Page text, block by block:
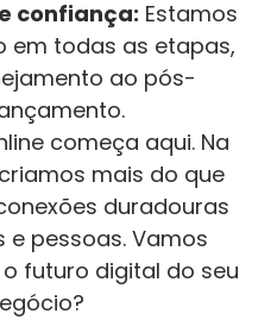
confiança: Estamos
em todas as etapas,
ao pós-
começa aqui. Na
mais do que
duradouras
e pessoas. Vamos
futuro digital do seu